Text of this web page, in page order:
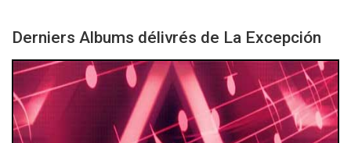
Derniers Albums délivrés de La Excepción